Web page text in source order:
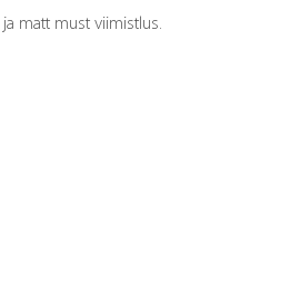
matt must viimistlus.